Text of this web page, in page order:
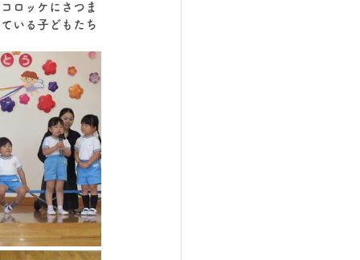
ロッケにさつま
いる子どもたち